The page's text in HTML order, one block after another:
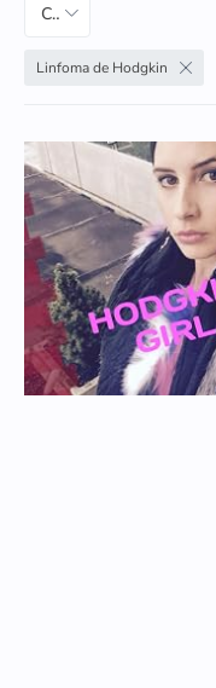
Categoria
Linfoma de Hodgkin